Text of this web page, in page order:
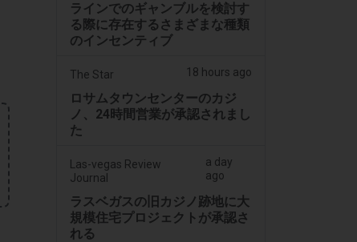
ラインでのギャンブルを検討す
る際に存在するさまざまな種類
のインセンティブ
The Star 18 hours ago
ロサムタウンセンターのカジ
ノ、24時間営業が承認されまし
た
Las-vegas Review
Journal
a day
ago
ラスベガスの旧カジノ跡地に大
規模住宅プロジェクトが承認さ
れる